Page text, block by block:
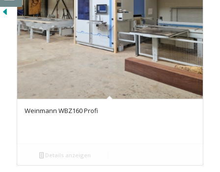
Weinmann WBZ160 Profi
Details anzeigen